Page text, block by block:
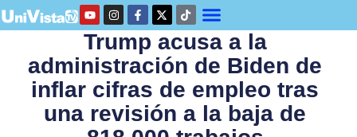
Trump acusa a la
administración de Biden de
inflar cifras de empleo tras
una revisión a la baja de